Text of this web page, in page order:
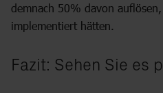
demnach 50% davon
implementiert hätten.
Fazit: Sehen Sie es